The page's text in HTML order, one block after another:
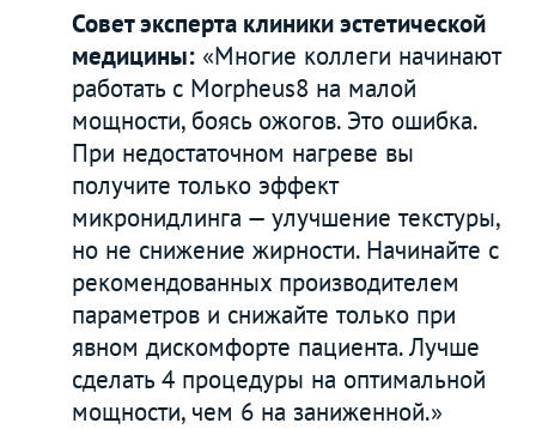
Совет эксперта клиники эстетической
медицины: «Многие коллеги начинают
работать с Morpheus8 на малой
мощности, боясь ожогов. Это ошибка.
При недостаточном нагреве вы
получите только эффект
микронидлинга — улучшение текстуры,
но не снижение жирности. Начинайте с
рекомендованных производителем
параметров и снижайте только при
явном дискомфорте пациента. Лучше
сделать 4 процедуры на оптимальной
мощности, чем 6 на заниженной.»